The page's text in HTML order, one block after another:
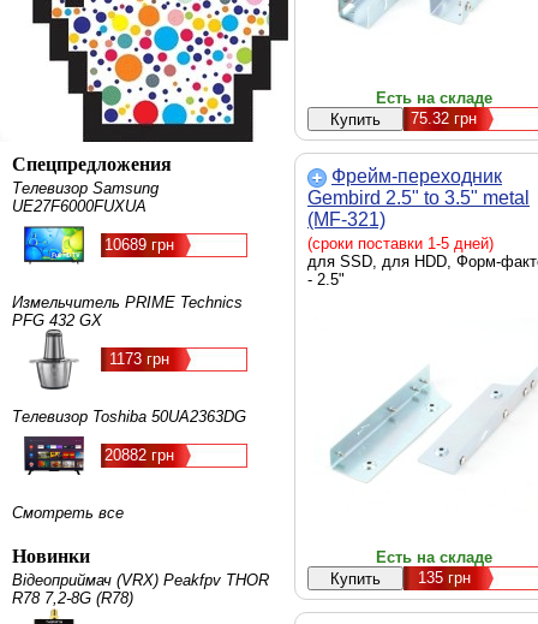
Спецпредложения
Телевизор Samsung
UE27F6000FUXUA
10689 грн
Измельчитель PRIME Technics
PFG 432 GX
1173 грн
Телевизор Toshiba 50UA2363DG
20882 грн
Смотреть все
Новинки
Відеоприймач (VRX) Peakfpv THOR
R78 7,2-8G (R78)
Есть на складе
75.32 грн
Фрейм-переходник
Gembird 2.5" to 3.5" metal
(MF-321)
(сроки поставки 1-5 дней)
для SSD, для HDD, Форм-
- 2.5"
Есть на складе
135грн